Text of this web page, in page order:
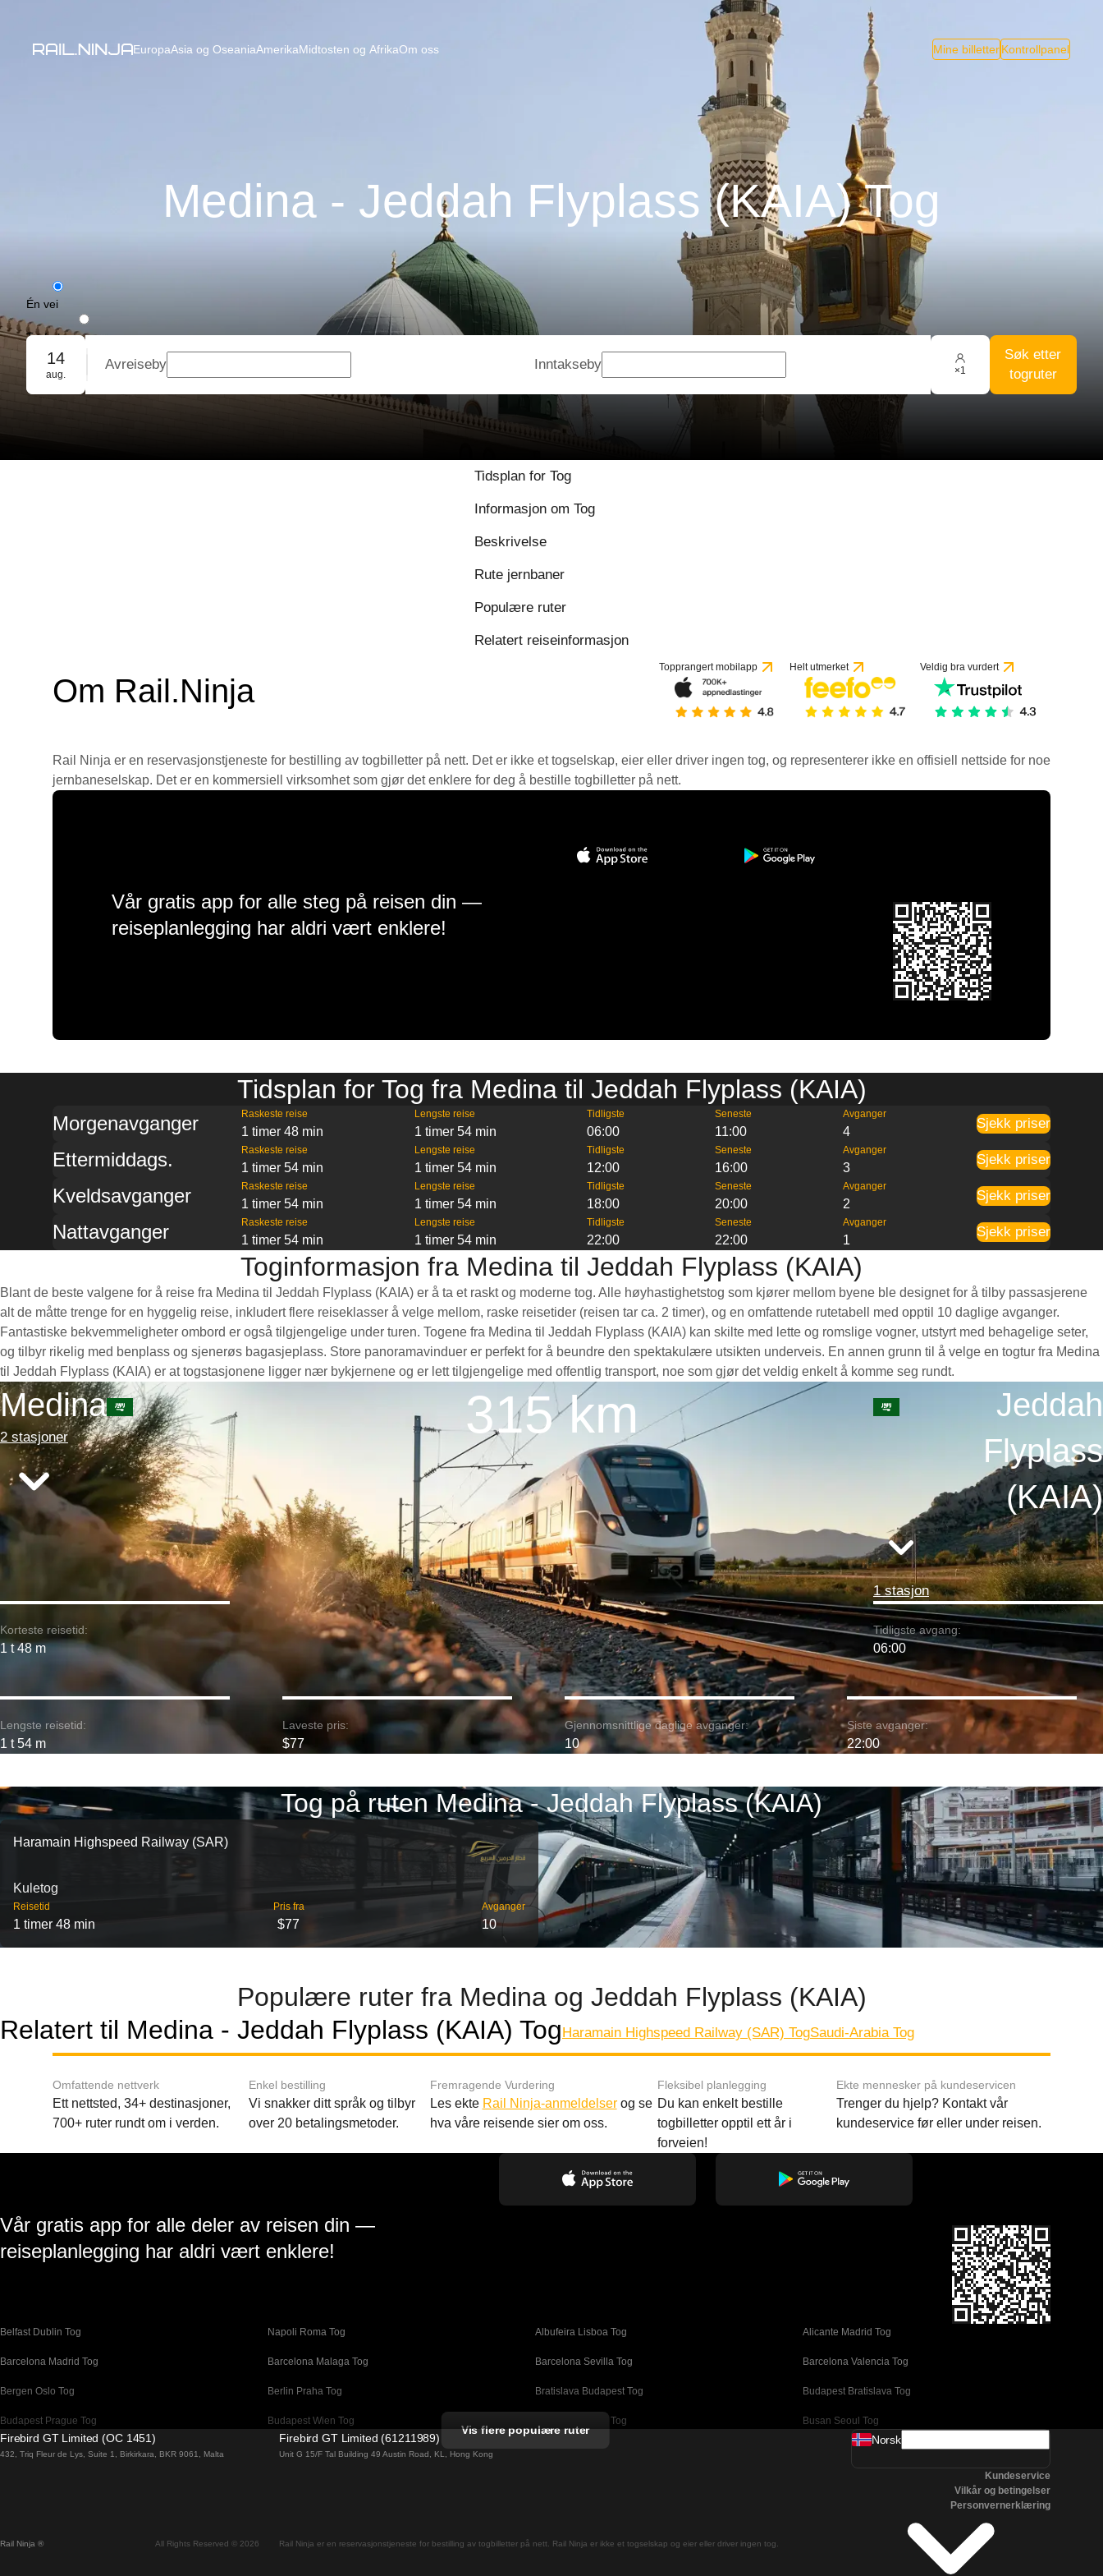
EuropaAsia og OseaniaAmerikaMidtosten og AfrikaOm oss Mine billetterKontrollpanel
Medina - Jeddah Flyplass (KAIA) Tog
Én vei
Tur/retur
Gruppebooking
14
aug.
Avreiseby Inntakseby ×1
Søk etter
togruter
Tidsplan for Tog
Informasjon om Tog
Beskrivelse
Rute jernbaner
Populære ruter
Relatert reiseinformasjon
Om Rail.Ninja
Topprangert mobilapp Helt utmerket Veldig bra vurdert
Rail Ninja er en reservasjons­tjeneste for bestilling av togbilletter på nett. Det er ikke et togselskap, eier eller driver ingen tog, og representerer ikke en offisiell nettside for noe
jernbaneselskap. Det er en kommersiell virksomhet som gjør det enklere for deg å bestille togbilletter på nett.
Vår gratis app for alle steg på reisen din —
reiseplanlegging har aldri vært enklere!
Tidsplan for Tog fra Medina til Jeddah Flyplass (KAIA)
Morgenavganger Raskeste reise
1 timer 48 min
Lengste reise
1 timer 54 min
Tidligste
06:00
Seneste
11:00
Avganger
4
Sjekk priser
Ettermiddags. Raskeste reise
1 timer 54 min
Lengste reise
1 timer 54 min
Tidligste
12:00
Seneste
16:00
Avganger
3
Sjekk priser
Kveldsavganger Raskeste reise
1 timer 54 min
Lengste reise
1 timer 54 min
Tidligste
18:00
Seneste
20:00
Avganger
2
Sjekk priser
Nattavganger Raskeste reise
1 timer 54 min
Lengste reise
1 timer 54 min
Tidligste
22:00
Seneste
22:00
Avganger
1
Sjekk priser
Toginformasjon fra Medina til Jeddah Flyplass (KAIA)
Blant de beste valgene for å reise fra Medina til Jeddah Flyplass (KAIA) er å ta et raskt og moderne tog. Alle høyhastighetstog som kjører mellom byene ble designet for å tilby passasjerene
alt de måtte trenge for en hyggelig reise, inkludert flere reiseklasser å velge mellom, raske reisetider (reisen tar ca. 2 timer), og en omfattende rutetabell med opptil 10 daglige avganger.
Fantastiske bekvemmeligheter ombord er også tilgjengelige under turen. Togene fra Medina til Jeddah Flyplass (KAIA) kan skilte med lette og romslige vogner, utstyrt med behagelige seter,
og tilbyr rikelig med benplass og sjenerøs bagasjeplass. Store panoramavinduer er perfekt for å beundre den spektakulære utsikten underveis. En annen grunn til å velge en togtur fra Medina
til Jeddah Flyplass (KAIA) er at togstasjonene ligger nær bykjernene og er lett tilgjengelige med offentlig transport, noe som gjør det veldig enkelt å komme seg rundt.
Medina
2 stasjoner 315 km
Jeddah
Flyplass
(KAIA)
1 stasjon
Korteste reisetid:
1 t 48 m
Tidligste avgang:
06:00
Lengste reisetid:
1 t 54 m
Laveste pris:
$77
Gjennomsnittlige daglige avganger:
10
Siste avganger:
22:00
Tog på ruten Medina - Jeddah Flyplass (KAIA)
Haramain Highspeed Railway (SAR)
Kuletog
Reisetid
1 timer 48 min
Pris fra
$77
Avganger
10
Populære ruter fra Medina og Jeddah Flyplass (KAIA)
9.8 / 10 basert på 1 vurderinger
Relatert til Medina - Jeddah Flyplass (KAIA) TogHaramain Highspeed Railway (SAR) TogSaudi-Arabia Tog
Omfattende nettverk
Ett nettsted, 34+ destinasjoner,
700+ ruter rundt om i verden.
Enkel bestilling
Vi snakker ditt språk og tilbyr
over 20 betalingsmetoder.
Fremragende Vurdering
Les ekte Rail Ninja-anmeldelserog se
hva våre reisende sier om oss.
Fleksibel planlegging
Du kan enkelt bestille
togbilletter opptil ett år i
forveien!
Ekte mennesker på kundeservicen
Trenger du hjelp? Kontakt vår
kundeservice før eller under reisen.
Vår gratis app for alle deler av reisen din —
reiseplanlegging har aldri vært enklere!
Belfast Dublin Tog Napoli Roma Tog Albufeira Lisboa Tog Alicante Madrid Tog
Barcelona Madrid Tog Barcelona Malaga Tog Barcelona Sevilla Tog Barcelona Valencia Tog
Bergen Oslo Tog Berlin Praha Tog Bratislava Budapest Tog Budapest Bratislava Tog
Budapest Prague Tog Budapest Wien Tog Busan Cheonan Tog Busan Seoul Tog
Canberra Sydney Tog Changwon Seoul Tog
Faro Lisboa Tog Faro Porto Tog Firenze Roma Tog
Vis flere populære ruter
Firebird GT Limited (OC 1451)
432, Triq Fleur de Lys, Suite 1, Birkirkara, BKR 9061, Malta
Firebird GT Limited (61211989)
Unit G 15/F Tal Building 49 Austin Road, KL, Hong Kong
Rail Ninja ® All Rights Reserved © 2026 Rail Ninja er en reservasjons­tjeneste for bestilling av togbilletter på nett. Rail Ninja er ikke et togselskap og eier eller driver ingen tog.
Norsk
Kundeservice
Vilkår og betingelser
Personvernerklæring